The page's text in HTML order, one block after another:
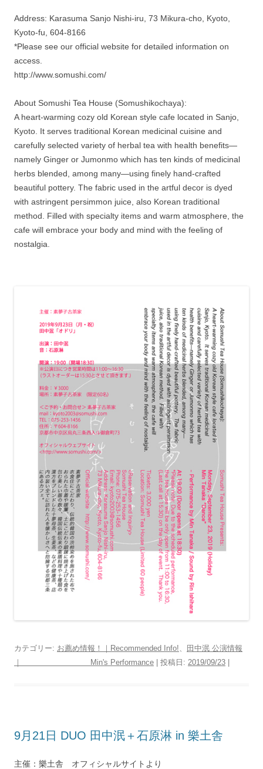
Address: Karasuma Sanjo Nishi-iru, 73 Mikura-cho, Kyoto,
Kyoto-fu, 604-8166
*Please see our official website for detailed information on
access.
http://www.somushi.com/
About Somushi Tea House (Somushikochaya):
A heart-warming cozy old Korean style cafe located in Sanjo,
Kyoto. It serves traditional Korean medicinal cuisine and
carefully selected variety of herbal tea with health benefits—
namely Ginger or Jumonmo which has ten kinds of medicinal
herbs blended, among many—using finely hand-crafted
beautiful pottery. The fabric used in the artful decor is dyed
with astringent persimmon juice, also Korean traditional
method. Filled with specialty items and warm atmosphere, the
cafe will embrace your body and mind with the feeling of
nostalgia.
カテゴリー: お薦め情報！｜Recommended Info!
田中泯 公演情報
｜ Min's Performance | 投稿日: 2019/09/23
9月21日 DUO 田中泯＋石原淋 in 樂土舎
主催：樂土舎 オフィシャルサイトより